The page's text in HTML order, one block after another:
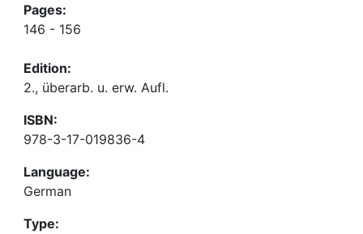
Pages:
146 - 156
Edition:
2., überarb. u. erw. Aufl.
ISBN:
978-3-17-019836-4
Language:
German
Type: